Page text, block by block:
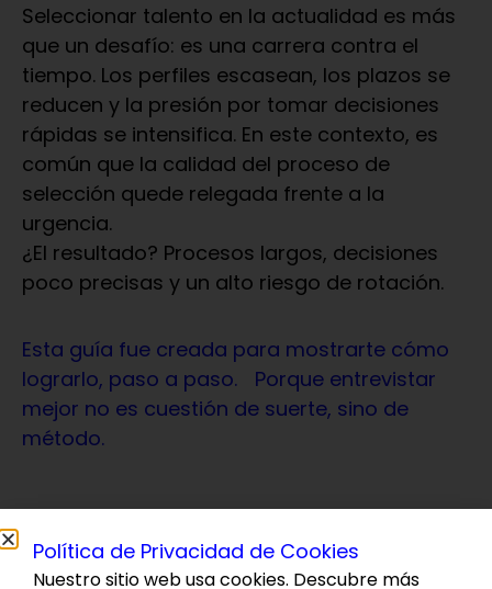
Seleccionar talento en la actualidad es más
que un desafío: es una carrera contra el
tiempo. Los perfiles escasean, los plazos se
reducen y la presión por tomar decisiones
rápidas se intensifica. En este contexto, es
común que la calidad del proceso de
selección quede relegada frente a la
urgencia.
¿El resultado? Procesos largos, decisiones
poco precisas y un alto riesgo de rotación.
Esta guía fue creada para mostrarte cómo
lograrlo, paso a paso. Porque entrevistar
mejor no es cuestión de suerte, sino de
método.
Política de Privacidad de Cookies
Nuestro sitio web usa cookies. Descubre más